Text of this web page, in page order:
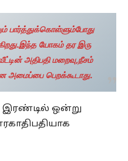
பார்த்துக்கொள்ளும்போது
யோகம் தர இரு
அதிபதி மறைவு,நீசம்
பெறக்கூடாது.
இரண்டில் ஒன்று